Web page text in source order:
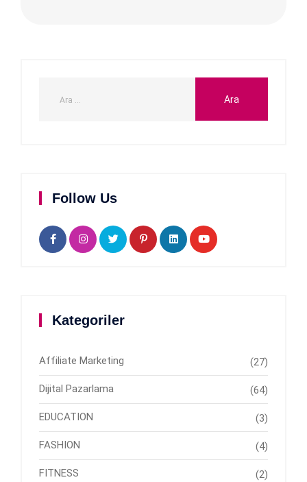
Follow Us
Kategoriler
Affiliate Marketing (27)
Dijital Pazarlama (64)
EDUCATION (3)
FASHION (4)
FITNESS (2)